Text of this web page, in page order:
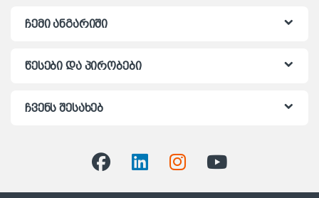
ჩემი ანგარიში
წესები და პირობები
ჩვენს შესახებ